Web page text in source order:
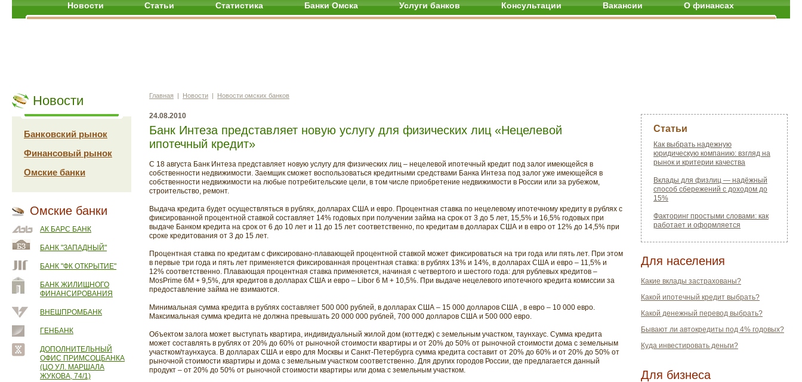
Новости Статьи Статистика Банки Омска Услуги банков Консультации Вакансии О финансах
Новости
Банковский рынок
Финансовый рынок
Омские банки
Омские банки
АК БАРС БАНК
БАНК "ЗАПАДНЫЙ"
БАНК "ФК ОТКРЫТИЕ"
БАНК ЖИЛИЩНОГО
ФИНАНСИРОВАНИЯ
ВНЕШПРОМБАНК
ГЕНБАНК
ДОПОЛНИТЕЛЬНЫЙ
ОФИС ПРИМСОЦБАНКА
(ЦО УЛ. МАРШАЛА
ЖУКОВА, 74/1)
Главная | Новости | Новости омских банков
24.08.2010
Банк Интеза представляет новую услугу для физических лиц «Нецелевой
ипотечный кредит»
С 18 августа Банк Интеза представляет новую услугу для физических лиц – нецелевой ипотечный кредит под залог имеющейся в
собственности недвижимости. Заемщик сможет воспользоваться кредитными средствами Банка Интеза под залог уже имеющейся в
собственности недвижимости на любые потребительские цели, в том числе приобретение недвижимости в России или за рубежом,
строительство, ремонт.
Выдача кредита будет осуществляться в рублях, долларах США и евро. Процентная ставка по нецелевому ипотечному кредиту в рублях с
фиксированной процентной ставкой составляет 14% годовых при получении займа на срок от 3 до 5 лет, 15,5% и 16,5% годовых при
выдаче Банком кредита на срок от 6 до 10 лет и 11 до 15 лет соответственно, по кредитам в долларах США и в евро от 12% до 14,5% при
сроке кредитования от 3 до 15 лет.
Процентная ставка по кредитам с фиксировано-плавающей процентной ставкой может фиксироваться на три года или пять лет. При этом
в первые три года и пять лет применяется фиксированная процентная ставка: в рублях 13% и 14%, в долларах США и евро – 11,5% и
12% соответственно. Плавающая процентная ставка применяется, начиная с четвертого и шестого года: для рублевых кредитов –
MosPrime 6М + 9,5%, для кредитов в долларах США и евро – Libor 6 M + 10,5%. При выдаче нецелевого ипотечного кредита комиссии за
предоставление займа не взимаются.
Минимальная сумма кредита в рублях составляет 500 000 рублей, в долларах США – 15 000 долларов США , в евро – 10 000 евро.
Максимальная сумма кредита не должна превышать 20 000 000 рублей, 700 000 долларов США и 500 000 евро.
Объектом залога может выступать квартира, индивидуальный жилой дом (коттедж) с земельным участком, таунхаус. Сумма кредита
может составлять в рублях от 20% до 60% от рыночной стоимости квартиры и от 20% до 50% от рыночной стоимости дома с земельным
участком/таунхауса. В долларах США и евро для Москвы и Санкт-Петербурга сумма кредита составит от 20% до 60% и от 20% до 50% от
рыночной стоимости квартиры и дома с земельным участком соответственно. Для других городов России, где предлагается данный
продукт – от 20% до 50% от рыночной стоимости квартиры или дома с земельным участком.
Статьи
Как выбрать надежную
юридическую компанию: взгляд на
рынок и критерии качества
Вклады для физлиц — надёжный
способ сбережений с доходом до
15%
Факторинг простыми словами: как
работает и оформляется
Для населения
Какие вклады застрахованы?
Какой ипотечный кредит выбрать?
Какой денежный перевод выбрать?
Бывают ли автокредиты под 4% годовых?
Куда инвестировать деньги?
Для бизнеса